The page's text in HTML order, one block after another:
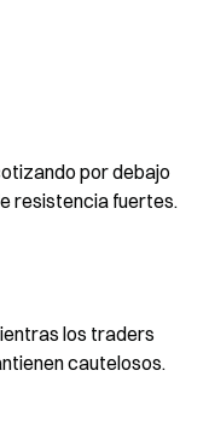
por debajo
resistencia fuertes.
los traders
cautelosos.